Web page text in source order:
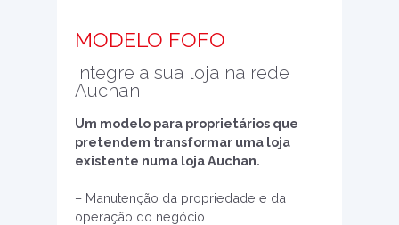
MODELO FOFO
Integre a sua loja na rede
Auchan
Um modelo para proprietários que
pretendem transformar uma loja
existente numa loja Auchan.
– Manutenção da propriedade e da
operação do negócio